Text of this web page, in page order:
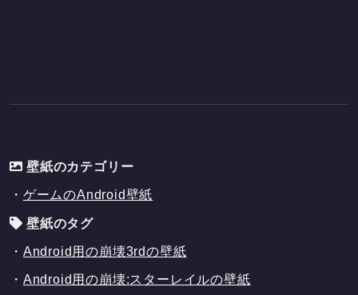
壁紙のカテゴリー
・ ゲームのAndroid壁紙
壁紙のタグ
・ Android用の崩壊3rdの壁紙
・ Android用の崩壊:スターレイルの壁紙